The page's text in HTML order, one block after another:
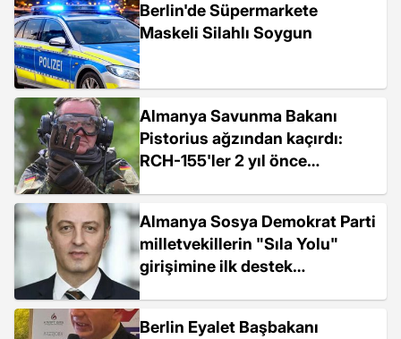
Berlin'de Süpermarkete
Maskeli Silahlı Soygun
Almanya Savunma Bakanı
Pistorius ağzından kaçırdı:
RCH-155'ler 2 yıl önce
Almanya Sosya Demokrat Parti
milletvekillerin "Sıla Yolu"
girişimine ilk destek
Berlin Eyalet Başbakanı